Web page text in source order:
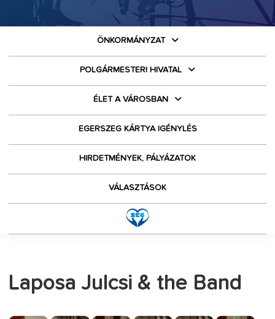
ÖNKORMÁNYZAT
POLGÁRMESTERI HIVATAL
ÉLET A VÁROSBAN
EGERSZEG KÁRTYA IGÉNYLÉS
HIRDETMÉNYEK, PÁLYÁZATOK
VÁLASZTÁSOK
Laposa Julcsi & the Band